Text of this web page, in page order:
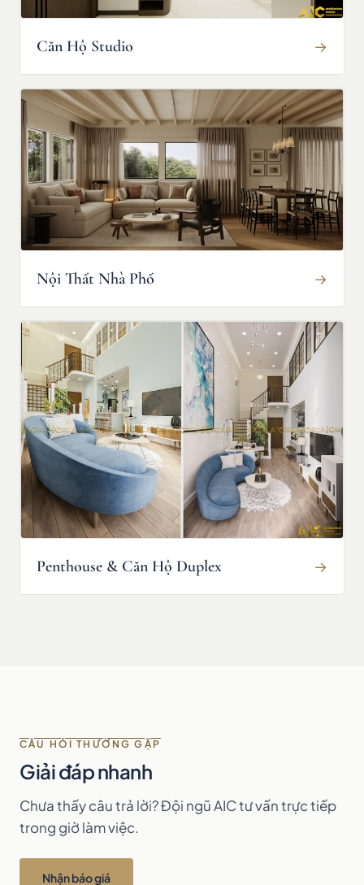
Căn Hộ Studio →
Nội Thất Nhà Phố →
Penthouse & Căn Hộ Duplex →
CÂU HỎI THƯỜNG GẶP
Giải đáp nhanh
Chưa thấy câu trả lời? Đội ngũ AIC tư vấn trực tiếp
trong giờ làm việc.
Nhận báo giá